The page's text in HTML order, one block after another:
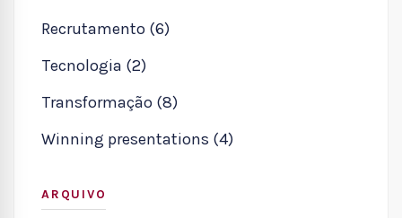
Recrutamento (6)
Tecnologia (2)
Transformação (8)
Winning presentations (4)
ARQUIVO